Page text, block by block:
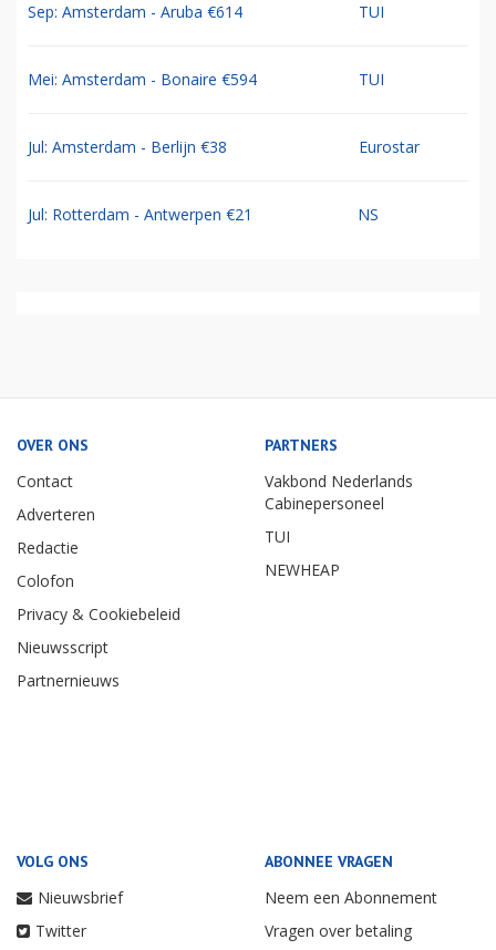
Sep: Amsterdam - Aruba €614 TUI
Mei: Amsterdam - Bonaire €594 TUI
Jul: Amsterdam - Berlijn €38 Eurostar
Jul: Rotterdam - Antwerpen €21 NS
OVER ONS
Contact
Adverteren
Redactie
Colofon
Privacy & Cookiebeleid
Nieuwsscript
Partnernieuws
PARTNERS
Vakbond Nederlands
Cabinepersoneel
TUI
NEWHEAP
VOLG ONS
Nieuwsbrief
Twitter
ABONNEE VRAGEN
Neem een Abonnement
Vragen over betaling